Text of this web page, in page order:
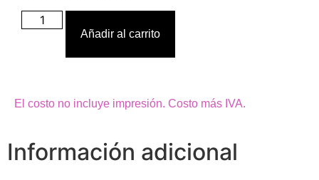
Añadir al carrito
El costo no incluye impresión. Costo más IVA.
Información adicional